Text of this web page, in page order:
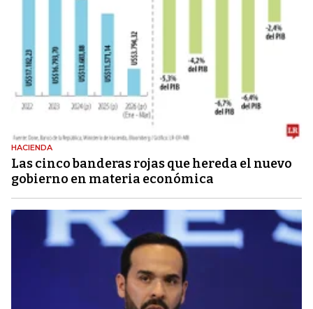
HACIENDA
Las cinco banderas rojas que hereda el nuevo
gobierno en materia económica